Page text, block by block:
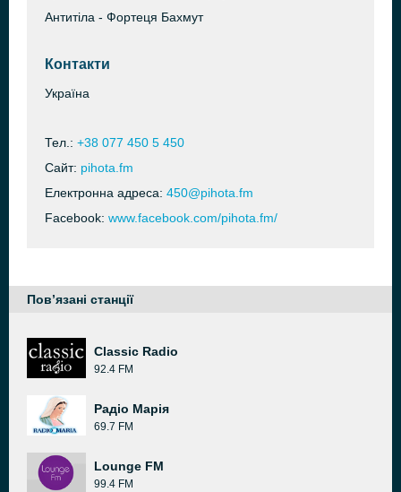
Антитіла - Фортеця Бахмут
Контакти
Україна
Тел.: +38 077 450 5 450
Сайт: pihota.fm
Електронна адреса: 450@pihota.fm
Facebook: www.facebook.com/pihota.fm/
Пов’язані станції
Classic Radio
92.4 FM
Радіо Марія
69.7 FM
Lounge FM
99.4 FM